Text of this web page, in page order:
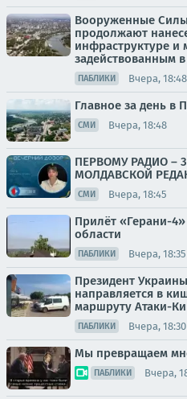
Вооруженные
продолжают
инфраструктуре и
задействованным
ПАБЛИКИ Вчера, 18:48
Главное за день в
СМИ Вчера, 18:48
ПЕРВОМУ РАДИО –
МОЛДАВСКОЙ
СМИ Вчера, 18:45
Прилёт «Герани-
области
ПАБЛИКИ Вчера, 18:35
Президент
направляется в
маршруту Атаки-
ПАБЛИКИ Вчера, 18:30
Мы превращаем
ПАБЛИКИ Вчера,